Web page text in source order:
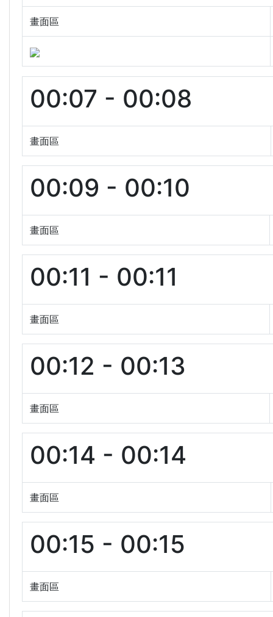
畫面區
00:07 - 00:08
畫面區
00:09 - 00:10
畫面區
00:11 - 00:11
畫面區
00:12 - 00:13
畫面區
00:14 - 00:14
畫面區
00:15 - 00:15
畫面區